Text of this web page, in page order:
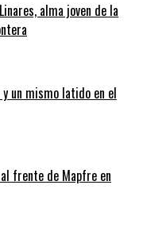
alma joven de la
y un mismo latido en el
frente de Mapfre en